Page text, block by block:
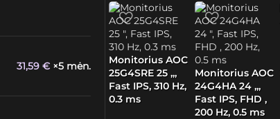
31,59 € ×5 mėn.
Monitorius AOC
25G4SRE 25 „,
Fast IPS, 310 Hz,
0.3 ms
Monitorius AOC
24G4HA 24 „,
Fast IPS, FHD ,
200 Hz, 0.5 ms